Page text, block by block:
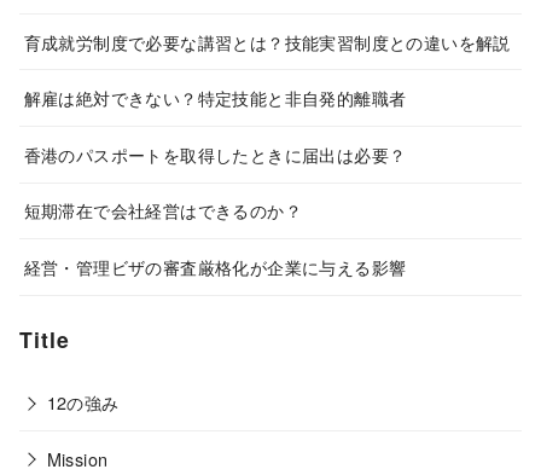
育成就労制度で必要な講習とは？技能実習制度との違いを解説
解雇は絶対できない？特定技能と非自発的離職者
香港のパスポートを取得したときに届出は必要？
短期滞在で会社経営はできるのか？
経営・管理ビザの審査厳格化が企業に与える影響
Title
12の強み
Mission